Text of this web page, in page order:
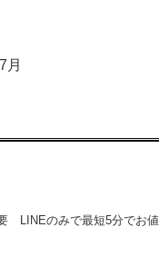
月
LINEのみで最短5分でお値